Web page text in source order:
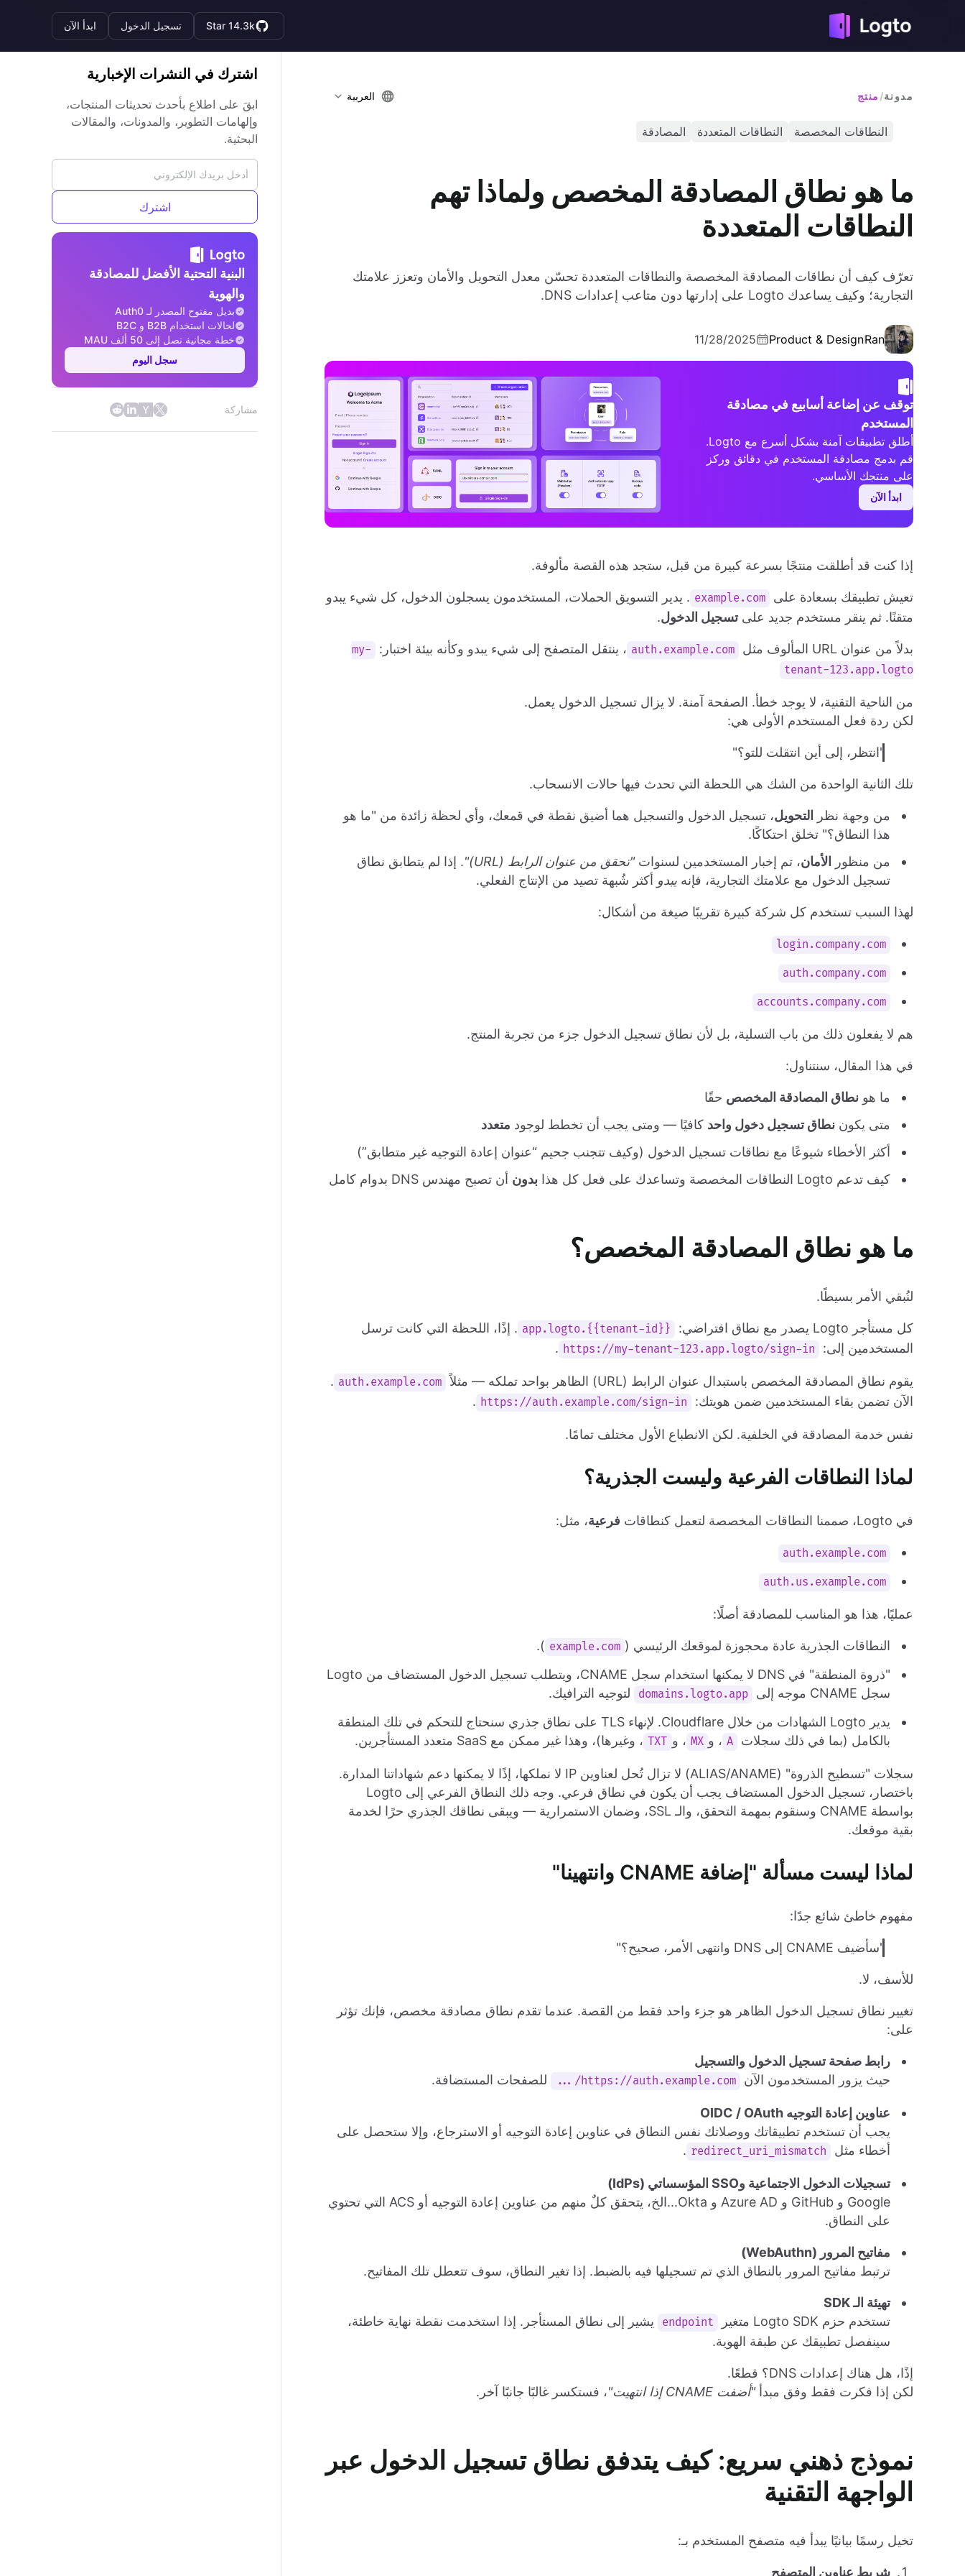
Star 14.3k تسجيل الدخول ابدأ الآن
مدونة/ منتج العربية
النطاقات المخصصة النطاقات المتعددة المصادقة
ما هو نطاق المصادقة المخصص ولماذا تهم
النطاقات المتعددة
تعرّف كيف أن نطاقات المصادقة المخصصة والنطاقات المتعددة تحسّن معدل التحويل والأمان وتعزز علامتك
التجارية؛ وكيف يساعدك Logto على إدارتها دون متاعب إعدادات DNS.
Ran
Product & Design
11/28/2025
توقف عن إضاعة أسابيع في مصادقة
المستخدم
أطلق تطبيقات آمنة بشكل أسرع مع Logto.
قم بدمج مصادقة المستخدم في دقائق وركز
على منتجك الأساسي.
ابدأ الآن
إذا كنت قد أطلقت منتجًا بسرعة كبيرة من قبل، ستجد هذه القصة مألوفة.
تعيش تطبيقك بسعادة على example.com . يدير التسويق الحملات، المستخدمون يسجلون الدخول، كل شيء يبدو
متقنًا. ثم ينقر مستخدم جديد علىتسجيل الدخول.
بدلاً من عنوان URL المألوف مثل auth.example.com ، ينتقل المتصفح إلى شيء يبدو وكأنه بيئة اختبار:
my-
tenant-123.app.logto
من الناحية التقنية، لا يوجد خطأ. الصفحة آمنة. لا يزال تسجيل الدخول يعمل.
لكن ردة فعل المستخدم الأولى هي:
"انتظر، إلى أين انتقلت للتو؟"
تلك الثانية الواحدة من الشك هي اللحظة التي تحدث فيها حالات الانسحاب.
من وجهة نظر التحويل، تسجيل الدخول والتسجيل هما أضيق نقطة في قمعك، وأي لحظة زائدة من "ما هو
هذا النطاق؟" تخلق احتكاكًا.
من منظور
الأمان، تم إخبار المستخدمين لسنوات"تحقق من عنوان الرابط (URL)"
. إذا لم يتطابق نطاق
تسجيل الدخول مع علامتك التجارية، فإنه يبدو أكثر شُبهة تصيد من الإنتاج الفعلي.
لهذا السبب تستخدم كل شركة كبيرة تقريبًا صيغة من أشكال:
login.company.com
auth.company.com
accounts.company.com
هم لا يفعلون ذلك من باب التسلية، بل لأن نطاق تسجيل الدخول جزء من تجربة المنتج.
في هذا المقال، سنتناول:
ما هو نطاق المصادقة المخصص حقًا
متى يكون نطاق تسجيل دخول واحد كافيًا — ومتى يجب أن تخطط لوجود متعدد
أكثر الأخطاء شيوعًا مع نطاقات تسجيل الدخول (وكيف تتجنب جحيم “عنوان إعادة التوجيه غير متطابق”)
كيف تدعم Logto النطاقات المخصصة وتساعدك على فعل كل هذا
بدون أن تصبح مهندس DNS بدوام كامل
ما هو نطاق المصادقة المخصص؟
لنُبقي الأمر بسيطًا.
كل مستأجر Logto يصدر مع نطاق افتراضي: {{tenant-id}}.app.logto
. إذًا، اللحظة التي كانت ترسل
المستخدمين إلى:
https://my-tenant-123.app.logto/sign-in
.
يقوم نطاق المصادقة المخصص باستبدال عنوان الرابط (URL) الظاهر بواحد تملكه — مثلاً auth.example.com
.
الآن تضمن بقاء المستخدمين ضمن هويتك:
https://auth.example.com/sign-in
.
نفس خدمة المصادقة في الخلفية. لكن الانطباع الأول مختلف تمامًا.
لماذا النطاقات الفرعية وليست الجذرية؟
في Logto، صممنا النطاقات المخصصة لتعمل كنطاقات فرعية، مثل:
auth.example.com
auth.us.example.com
عمليًا، هذا هو المناسب للمصادقة أصلًا:
النطاقات الجذرية عادة محجوزة لموقعك الرئيسي ( example.com
).
"ذروة المنطقة" في DNS لا يمكنها استخدام سجل CNAME، ويتطلب تسجيل الدخول المستضاف من Logto
سجل CNAME موجه إلى
domains.logto.app
لتوجيه الترافيك.
يدير Logto الشهادات من خلال Cloudflare. لإنهاء TLS على نطاق جذري سنحتاج للتحكم في تلك المنطقة
بالكامل (بما في ذلك سجلات
A ، و MX ، و TXT ، وغيرها)، وهذا غير ممكن مع SaaS متعدد المستأجرين.
سجلات "تسطيح الذروة" (ALIAS/ANAME) لا تزال تُحل لعناوين IP لا نملكها، إذًا لا يمكنها دعم شهاداتنا المدارة.
باختصار، تسجيل الدخول المستضاف يجب أن يكون في نطاق فرعي. وجه ذلك النطاق الفرعي إلى Logto
بواسطة CNAME وسنقوم بمهمة التحقق، والـ SSL، وضمان الاستمرارية — ويبقى نطاقك الجذري حرًا لخدمة
بقية موقعك.
لماذا ليست مسألة "إضافة CNAME وانتهينا"
مفهوم خاطئ شائع جدًا:
"سأضيف CNAME إلى DNS وانتهى الأمر، صحيح؟"
للأسف، لا.
تغيير نطاق تسجيل الدخول الظاهر هو جزء واحد فقط من القصة. عندما تقدم نطاق مصادقة مخصص، فإنك تؤثر
على:
رابط صفحة تسجيل الدخول والتسجيل
حيث يزور المستخدمون الآن
https://auth.example.com/... للصفحات المستضافة.
عناوين إعادة التوجيه OIDC / OAuth
يجب أن تستخدم تطبيقاتك ووصلاتك نفس النطاق في عناوين إعادة التوجيه أو الاسترجاع، وإلا ستحصل على
أخطاء مثل
redirect_uri_mismatch
.
تسجيلات الدخول الاجتماعية وSSO المؤسساتي (IdPs)
Google و GitHub و Azure AD و Okta...الخ، يتحقق كلٌ منهم من عناوين إعادة التوجيه أو ACS التي تحتوي
على النطاق.
مفاتيح المرور (WebAuthn)
ترتبط مفاتيح المرور بالنطاق الذي تم تسجيلها فيه بالضبط. إذا تغير النطاق، سوف تتعطل تلك المفاتيح.
تهيئة الـ SDK
تستخدم حزم Logto SDK متغير
endpoint
يشير إلى نطاق المستأجر. إذا استخدمت نقطة نهاية خاطئة،
سينفصل تطبيقك عن طبقة الهوية.
إذًا، هل هناك إعدادات DNS؟ قطعًا.
لكن إذا فكرت فقط وفق مبدأ"أضفت CNAME إذا انتهيت" ، فستكسر غالبًا جانبًا آخر.
نموذج ذهني سريع: كيف يتدفق نطاق تسجيل الدخول عبر
الواجهة التقنية
تخيل رسمًا بيانيًا يبدأ فيه متصفح المستخدم بـ:
شريط عناوين المتصفح
اشترك في النشرات الإخبارية
ابقَ على اطلاع بأحدث تحديثات المنتجات،
وإلهامات التطوير، والمدونات، والمقالات
البحثية.
اشترك
البنية التحتية الأفضل للمصادقة
والهوية
بديل مفتوح المصدر لـ Auth0
لحالات استخدام B2B و B2C
خطة مجانية تصل إلى 50 ألف MAU
سجل اليوم
مشاركة